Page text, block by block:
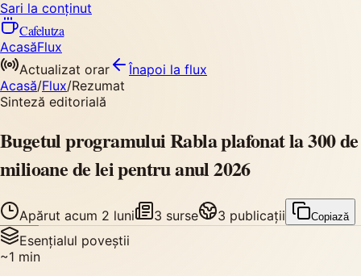
Sari la conținut
Cafelutza
AcasăFlux
Actualizat orar
Înapoi la flux
Acasă/Flux/Rezumat
Sinteză editorială
Bugetul programului Rabla plafonat la 300 de
milioane de lei pentru anul 2026
Apărut acum 2 luni 3 surse 3 publicații Copiază
Esențialul poveștii
~1 min